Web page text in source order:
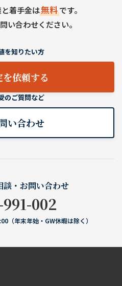
着手金は無料です。
い合わせください。
を知りたい方
依頼する
のご質問など
い合わせ
談・お問い合わせ
002
（年末年始・GW休暇は除く）